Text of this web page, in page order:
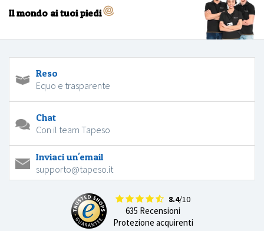
Il mondo ai tuoi piedi
Reso
Equo e trasparente
Chat
Con il team Tapeso
Inviaci un'email
supporto@tapeso.it
8.4/10
635 Recensioni
Protezione acquirenti